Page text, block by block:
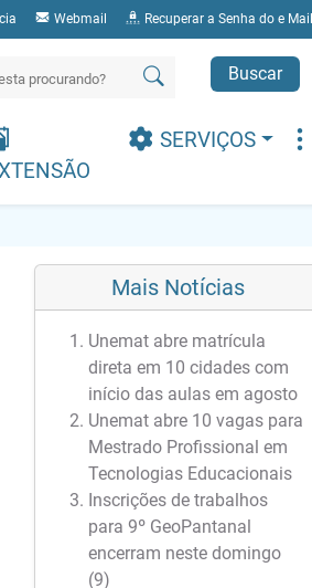
Webmail Recuperar a Senha do e Mail
Buscar
SERVIÇOS
Mais Notícias
Unemat abre matrícula
direta em 10 cidades com
início das aulas em agosto
Unemat abre 10 vagas para
Mestrado Profissional em
Tecnologias Educacionais
Inscrições de trabalhos
para 9º GeoPantanal
encerram neste domingo
(9)